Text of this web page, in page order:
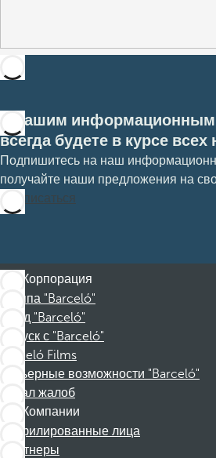
С нашим
всегда будете в курсе всех
Подпишитесь на наш
получайте наши предложения на
Подписаться
Корпорация
Группа "Barceló"
Фонд "Barceló"
Отпуск с "Barceló"
Barceló Films
Карьерные возможности "Barceló"
Канал жалоб
Компании
Аффилированные лица
Партнеры